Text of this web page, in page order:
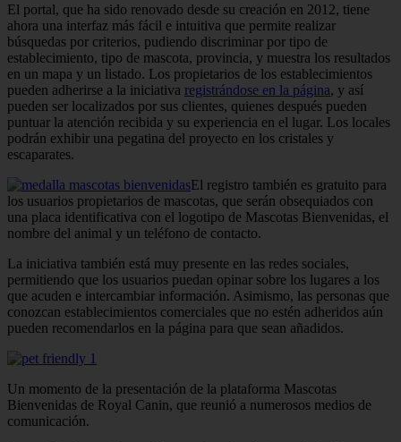
El portal, que ha sido renovado desde su creación en 2012, tiene
ahora una interfaz más fácil e intuitiva que permite realizar
búsquedas por criterios, pudiendo discriminar por tipo de
establecimiento, tipo de mascota, provincia, y muestra los resultados
en un mapa y un listado. Los propietarios de los establecimientos
pueden adherirse a la iniciativa registrándose en la página, y así
pueden ser localizados por sus clientes, quienes después pueden
puntuar la atención recibida y su experiencia en el lugar. Los locales
podrán exhibir una pegatina del proyecto en los cristales y
escaparates.
El registro también es gratuito para
los usuarios propietarios de mascotas, que serán obsequiados con
una placa identificativa con el logotipo de Mascotas Bienvenidas, el
nombre del animal y un teléfono de contacto.
La iniciativa también está muy presente en las redes sociales,
permitiendo que los usuarios puedan opinar sobre los lugares a los
que acuden e intercambiar información. Asimismo, las personas que
conozcan establecimientos comerciales que no estén adheridos aún
pueden recomendarlos en la página para que sean añadidos.
Un momento de la presentación de la plataforma Mascotas
Bienvenidas de Royal Canin, que reunió a numerosos medios de
comunicación.